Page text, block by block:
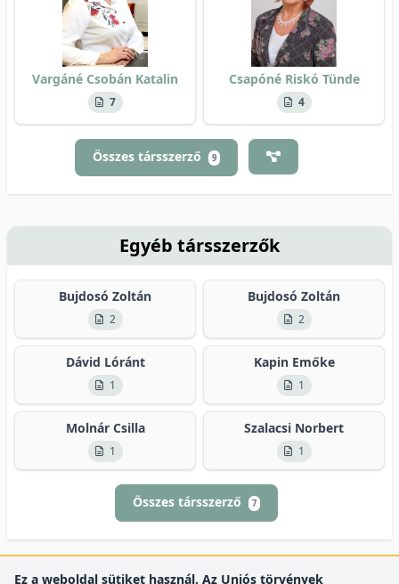
Vargáné Csobán Katalin
7
Csapóné Riskó Tünde
4
Összes társszerző 9
Egyéb társszerzők
Bujdosó Zoltán
2
Bujdosó Zoltán
2
Dávid Lóránt
1
Kapin Emőke
1
Molnár Csilla
1
Szalacsi Norbert
1
Összes társszerző 7
Ez a weboldal sütiket használ. Az Uniós törvények